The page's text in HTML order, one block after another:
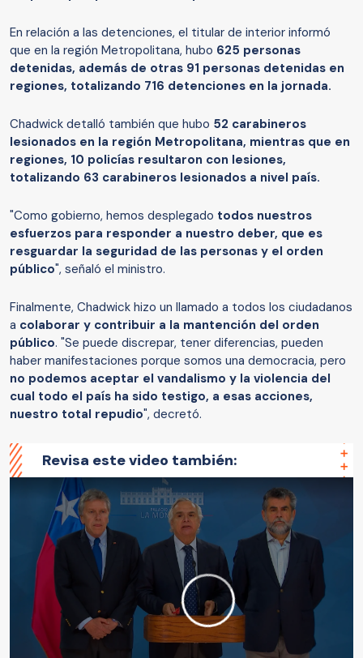
En relación a las detenciones, el titular de interior informó
que en la región Metropolitana, hubo 625 personas
detenidas, además de otras 91 personas detenidas en
regiones, totalizando 716 detenciones en la jornada.
Chadwick detalló también que hubo 52 carabineros
lesionados en la región Metropolitana, mientras que en
regiones, 10 policías resultaron con lesiones,
totalizando 63 carabineros lesionados a nivel país.
"Como gobierno, hemos desplegado todos nuestros
esfuerzos para responder a nuestro deber, que es
resguardar la seguridad de las personas y el orden
público", señaló el ministro.
Finalmente, Chadwick hizo un llamado a todos los ciudadanos
a colaborar y contribuir a la mantención del orden
público. "Se puede discrepar, tener diferencias, pueden
haber manifestaciones porque somos una democracia, pero
no podemos aceptar el vandalismo y la violencia del
cual todo el país ha sido testigo, a esas acciones,
nuestro total repudio", decretó.
Revisa este video también: